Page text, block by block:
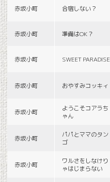
赤坂小町 合宿しない？
赤坂小町 準備はOK？
赤坂小町 SWEET PARADISE
赤坂小町 おやすみコッキィ
赤坂小町
ようこそコアラち
ゃん
赤坂小町
パパとママのタン
ゴ
赤坂小町
ワルさをしなけり
ゃはじまらない